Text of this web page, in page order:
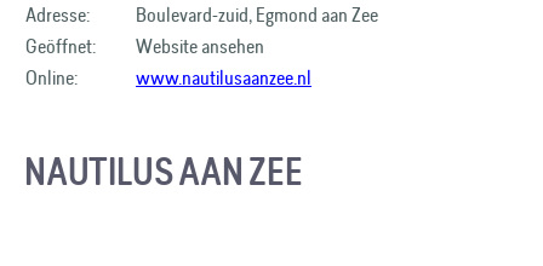
Adresse:
Boulevard-zuid, Egmond aan Zee
Geöffnet:
Website ansehen
Online:
www.nautilusaanzee.nl
NAUTILUS AAN ZEE